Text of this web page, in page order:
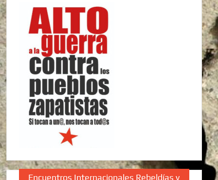
Encuentros Internacionales Rebeldías y